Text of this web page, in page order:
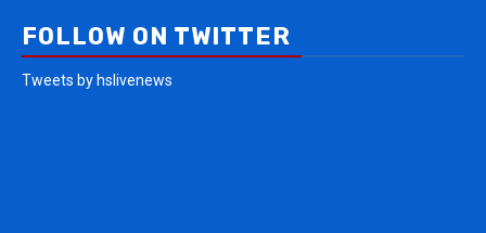
FOLLOW ON TWITTER
Tweets by hslivenews